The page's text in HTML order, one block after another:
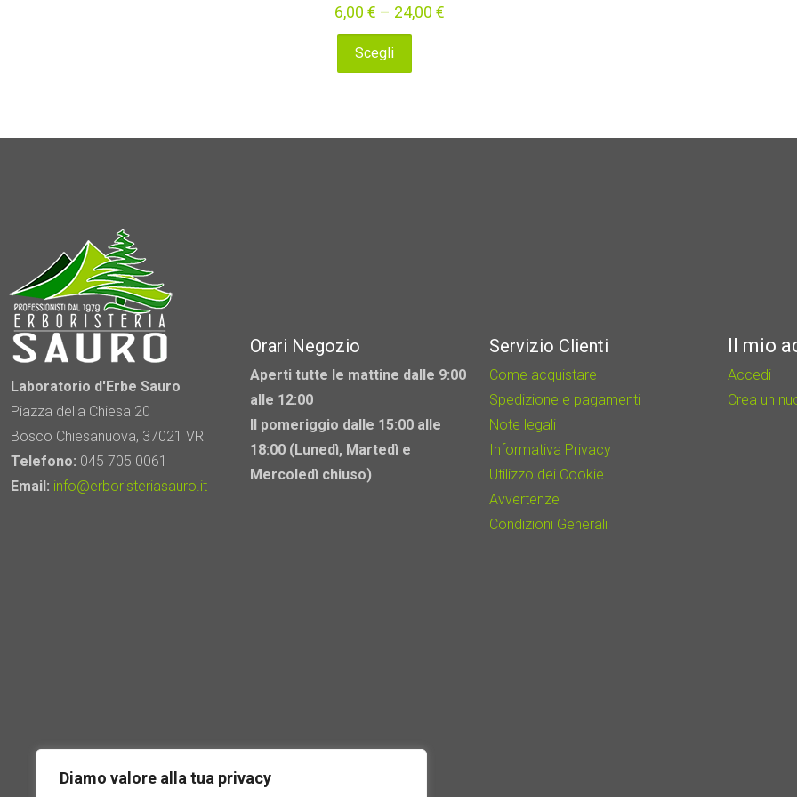
Diamo valore alla tua privacy
6,00 € – 24,00 €
Scegli
più
pagina
Laboratorio d'Erbe Sauro
Piazza della Chiesa 20
Bosco Chiesanuova, 37021 VR
Telefono: 045 705 0061
Email: info@erboristeriasauro.it
Orari Negozio
Aperti tutte le mattine dalle 9:00
alle 12:00
Il pomeriggio dalle 15:00 alle
18:00 (Lunedì, Martedì e
Mercoledì chiuso)
Servizio Clienti
Come acquistare
Spedizione e pagamenti
Note legali
Informativa Privacy
Utilizzo dei Cookie
Avvertenze
Condizioni Generali
Il mio
Accedi
Crea un